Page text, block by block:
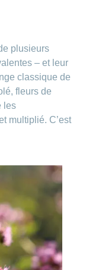
plusieurs
– et leur
classique de
fleurs de
les
multiplié. C’est